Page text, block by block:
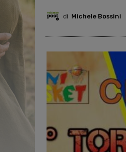
di Michele Bossini